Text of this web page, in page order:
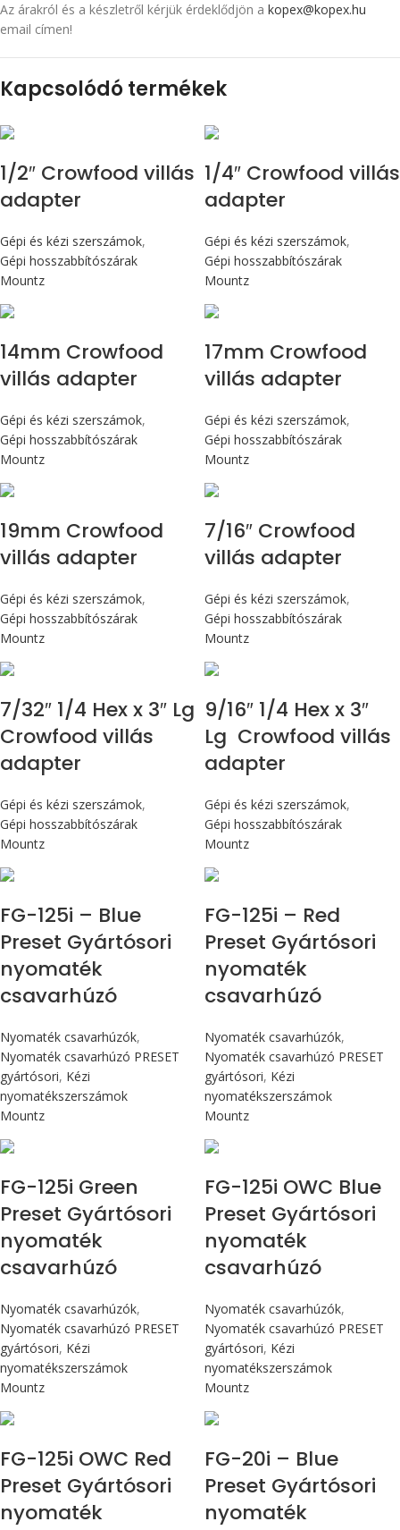
Az árakról és a készletről kérjük érdeklődjön a kopex@kopex.hu
email címen!
Kapcsolódó termékek
1/2″ Crowfood villás
adapter
Gépi és kézi szerszámok,
Gépi hosszabbítószárak
Mountz
1/4″ Crowfood villás
adapter
Gépi és kézi szerszámok,
Gépi hosszabbítószárak
Mountz
14mm Crowfood
villás adapter
Gépi és kézi szerszámok,
Gépi hosszabbítószárak
Mountz
17mm Crowfood
villás adapter
Gépi és kézi szerszámok,
Gépi hosszabbítószárak
Mountz
19mm Crowfood
villás adapter
Gépi és kézi szerszámok,
Gépi hosszabbítószárak
Mountz
7/16″ Crowfood
villás adapter
Gépi és kézi szerszámok,
Gépi hosszabbítószárak
Mountz
7/32″ 1/4 Hex x 3″ Lg
Crowfood villás
adapter
Gépi és kézi szerszámok,
Gépi hosszabbítószárak
Mountz
9/16″ 1/4 Hex x 3″
Lg Crowfood villás
adapter
Gépi és kézi szerszámok,
Gépi hosszabbítószárak
Mountz
FG-125i – Blue
Preset Gyártósori
nyomaték
csavarhúzó
Nyomaték csavarhúzók,
Nyomaték csavarhúzó PRESET
gyártósori, Kézi
nyomatékszerszámok
Mountz
FG-125i – Red
Preset Gyártósori
nyomaték
csavarhúzó
Nyomaték csavarhúzók,
Nyomaték csavarhúzó PRESET
gyártósori, Kézi
nyomatékszerszámok
Mountz
FG-125i Green
Preset Gyártósori
nyomaték
csavarhúzó
Nyomaték csavarhúzók,
Nyomaték csavarhúzó PRESET
gyártósori, Kézi
nyomatékszerszámok
Mountz
FG-125i OWC Blue
Preset Gyártósori
nyomaték
csavarhúzó
Nyomaték csavarhúzók,
Nyomaték csavarhúzó PRESET
gyártósori, Kézi
nyomatékszerszámok
Mountz
FG-125i OWC Red
Preset Gyártósori
nyomaték
FG-20i – Blue
Preset Gyártósori
nyomaték